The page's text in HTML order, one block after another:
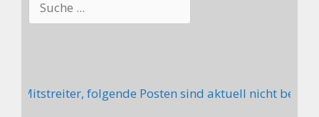
Mitstreiter, folgende Posten sind aktuell nicht